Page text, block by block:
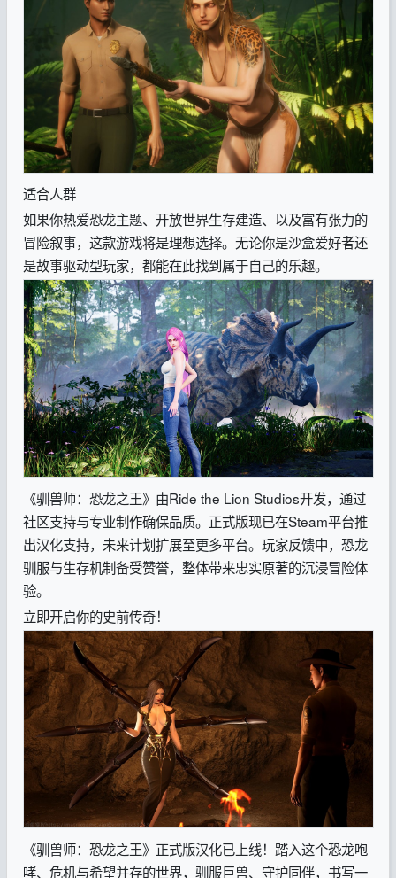
适合人群
如果你热爱恐龙主题、开放世界生存建造、以及富有张力的
冒险叙事，这款游戏将是理想选择。无论你是沙盒爱好者还
是故事驱动型玩家，都能在此找到属于自己的乐趣。
《驯兽师：恐龙之王》由Ride the Lion Studios开发，通过
社区支持与专业制作确保品质。正式版现已在Steam平台推
出汉化支持，未来计划扩展至更多平台。玩家反馈中，恐龙
驯服与生存机制备受赞誉，整体带来忠实原著的沉浸冒险体
验。
立即开启你的史前传奇！
《驯兽师：恐龙之王》正式版汉化已上线！踏入这个恐龙咆
哮、危机与希望并存的世界，驯服巨兽、守护同伴，书写一